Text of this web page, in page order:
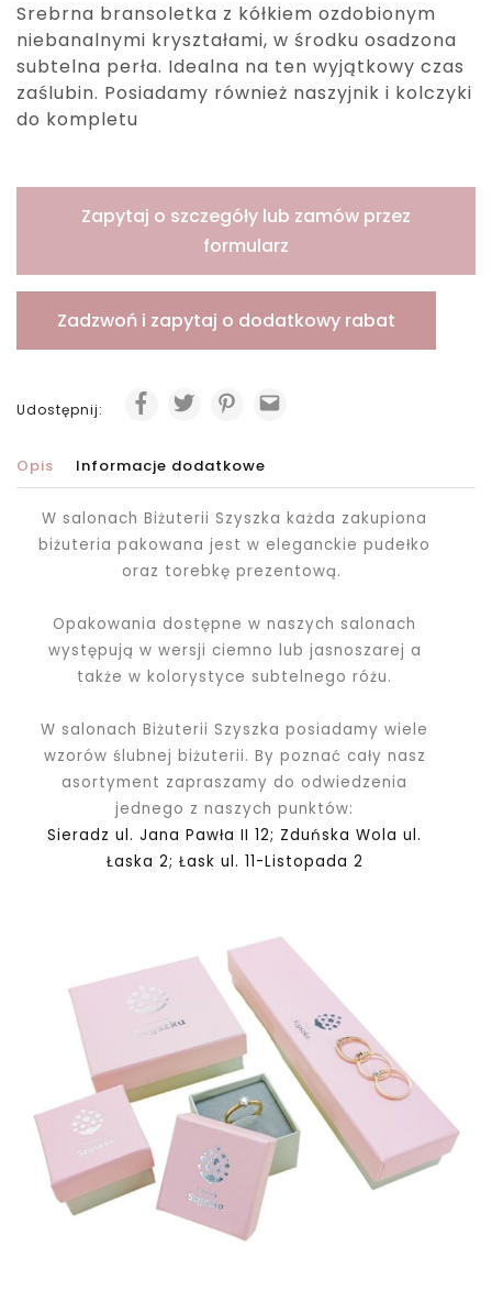
Srebrna bransoletka z kółkiem ozdobionym
niebanalnymi kryształami, w środku osadzona
subtelna perła. Idealna na ten wyjątkowy czas
zaślubin. Posiadamy również naszyjnik i kolczyki
do kompletu
Zapytaj o szczegóły lub zamów przez
formularz
Zadzwoń i zapytaj o dodatkowy rabat
Udostępnij:
Opis Informacje dodatkowe
W salonach Biżuterii Szyszka każda zakupiona
biżuteria pakowana jestw eleganckie pudełko
oraz torebkę prezentową.
Opakowania dostępne w naszych salonach
występują w wersji ciemno lub jasnoszarej a
także w kolorystyce subtelnego różu.
W salonach Biżuterii Szyszka posiadamy wiele
wzorów ślubnej biżuterii. By poznać cały nasz
asortyment zapraszamy do odwiedzenia
jednego z naszych punktów:
Sieradz ul. Jana Pawła II 12; Zduńska Wola ul.
Łaska 2; Łask ul. 11-Listopada 2